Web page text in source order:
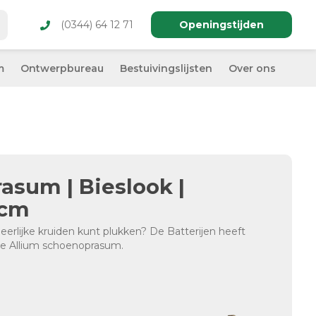
(0344) 64 12 71 Openingstijden
Ontwerpbureau Bestuivingslijsten Over ons
| Bieslook |
kruiden kunt plukken? De Batterijen heeft
Allium schoenoprasum.